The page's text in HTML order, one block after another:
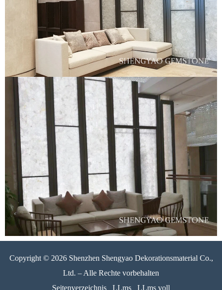
Copyright © 2026 Shenzhen Shengyao Dekorationsmaterial Co.,
Ltd. – Alle Rechte vorbehalten
Seitenverzeichnis
LLms LLms voll